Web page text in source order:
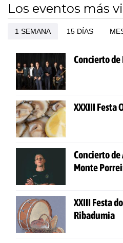
Los eventos más
1 SEMANA 15 DÍAS
Concierto
XXXIII Festa
Concierto
Monte
XXIII Festa
Ribadumia